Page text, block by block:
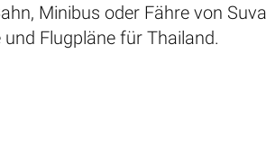
Minibus oder Fähre von
Flugpläne für Thailand.